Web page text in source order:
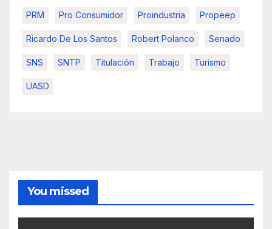
PRM Pro Consumidor Proindustria Propeep
Ricardo De Los Santos Robert Polanco Senado
SNS SNTP Titulación Trabajo Turismo
UASD
You missed